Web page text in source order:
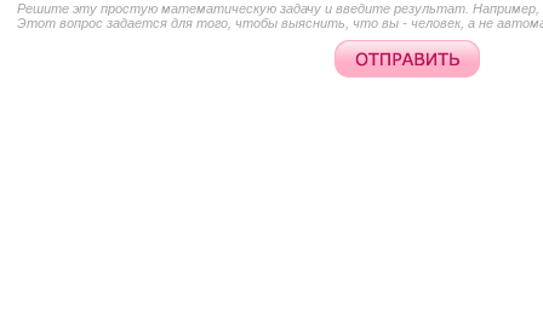
Этот вопрос задается для того, чтобы выяснить, что вы - человек, а не
Решите эту простую математическую задачу и введите результат. Например,